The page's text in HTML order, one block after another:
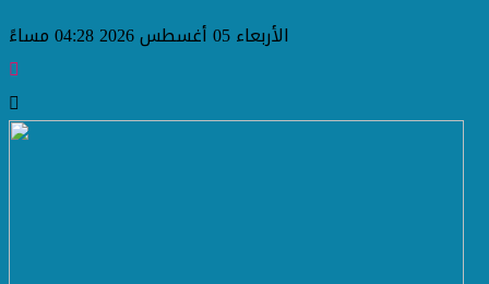
الأربعاء 05 أغسطس 2026 04:28 مساءً